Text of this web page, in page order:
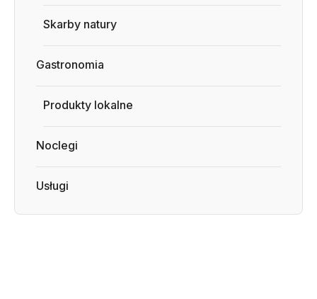
Skarby natury
Gastronomia
Produkty lokalne
Noclegi
Usługi